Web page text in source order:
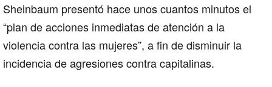
Sheinbaum presentó hace unos cuantos minutos el
“plan de acciones inmediatas de atención a la
violencia contra las mujeres”, a fin de disminuir la
incidencia de agresiones contra capitalinas.